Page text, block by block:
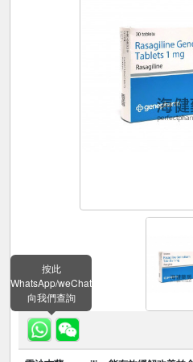
按此
WhatsApp/weChat
向我們查詢